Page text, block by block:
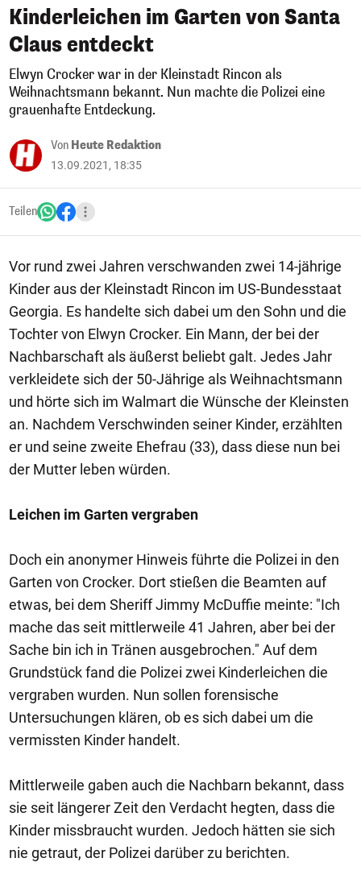
Kinderleichen im Garten von Santa
Claus entdeckt
Elwyn Crocker war in der Kleinstadt Rincon als
Weihnachtsmann bekannt. Nun machte die Polizei eine
grauenhafte Entdeckung.
Von Heute Redaktion
13.09.2021, 18:35
Teilen
Vor rund zwei Jahren verschwanden zwei 14-jährige
Kinder aus der Kleinstadt Rincon im US-Bundesstaat
Georgia. Es handelte sich dabei um den Sohn und die
Tochter von Elwyn Crocker. Ein Mann, der bei der
Nachbarschaft als äußerst beliebt galt. Jedes Jahr
verkleidete sich der 50-Jährige als Weihnachtsmann
und hörte sich im Walmart die Wünsche der Kleinsten
an. Nachdem Verschwinden seiner Kinder, erzählten
er und seine zweite Ehefrau (33), dass diese nun bei
der Mutter leben würden.
Leichen im Garten vergraben
Doch ein anonymer Hinweis führte die Polizei in den
Garten von Crocker. Dort stießen die Beamten auf
etwas, bei dem Sheriff Jimmy McDuffie meinte: "Ich
mache das seit mittlerweile 41 Jahren, aber bei der
Sache bin ich in Tränen ausgebrochen." Auf dem
Grundstück fand die Polizei zwei Kinderleichen die
vergraben wurden. Nun sollen forensische
Untersuchungen klären, ob es sich dabei um die
vermissten Kinder handelt.
Mittlerweile gaben auch die Nachbarn bekannt, dass
sie seit längerer Zeit den Verdacht hegten, dass die
Kinder missbraucht wurden. Jedoch hätten sie sich
nie getraut, der Polizei darüber zu berichten.